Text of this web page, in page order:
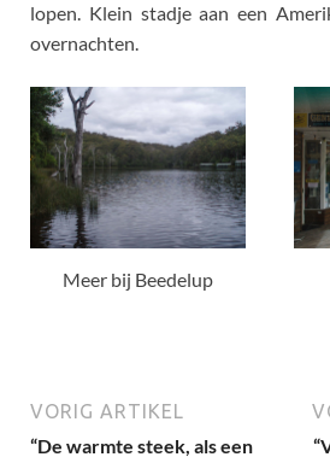
lopen. Klein stadje aan een
overnachten.
Meer bij Beedelup
VORIG ARTIKEL
“De warmte steek, als een